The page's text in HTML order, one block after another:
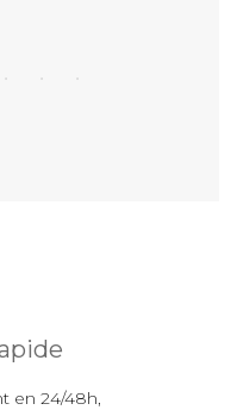
en 24/48h,